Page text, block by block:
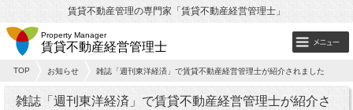
賃貸不動産管理の専門家「賃貸不動産経営管理士」
Property Manager
賃貸不動産経営管理士
TOP お知らせ 雑誌「週刊東洋経済」で賃貸不動産経営管理士が紹介されました
雑誌「週刊東洋経済」で賃貸不動産経営管理士が紹介さ